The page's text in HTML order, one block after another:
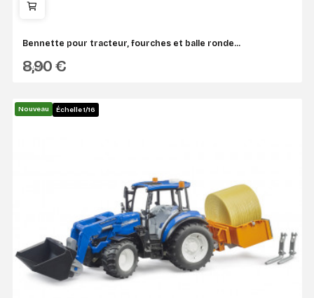
Bennette pour tracteur, fourches et balle ronde...
BRUDER
8,90 €
Nouveau Échelle 1/16